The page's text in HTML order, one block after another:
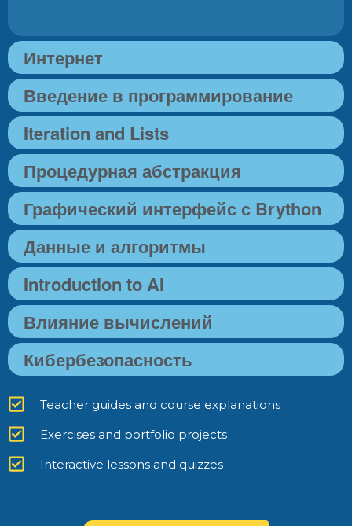
Интернет
Введение в программирование
Iteration and Lists
Процедурная абстракция
Графический интерфейс с Brython
Данные и алгоритмы
Introduction to AI
Влияние вычислений
Кибербезопасность
Teacher guides and course explanations
Exercises and portfolio projects
Interactive lessons and quizzes